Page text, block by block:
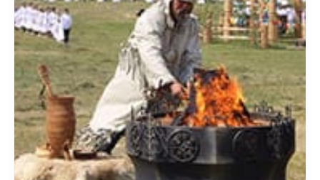
где
попробовать